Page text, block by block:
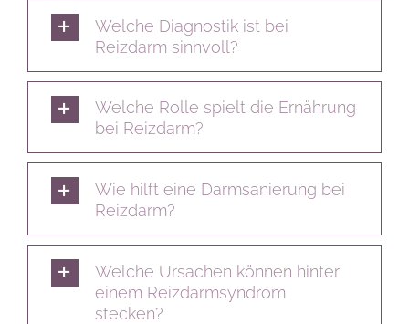
Welche Diagnostik ist bei
Reizdarm sinnvoll?
Welche Rolle spielt die Ernährung
bei Reizdarm?
Wie hilft eine Darmsanierung bei
Reizdarm?
Welche Ursachen können hinter
einem Reizdarmsyndrom
stecken?